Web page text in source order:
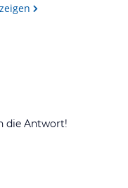
die Antwort!